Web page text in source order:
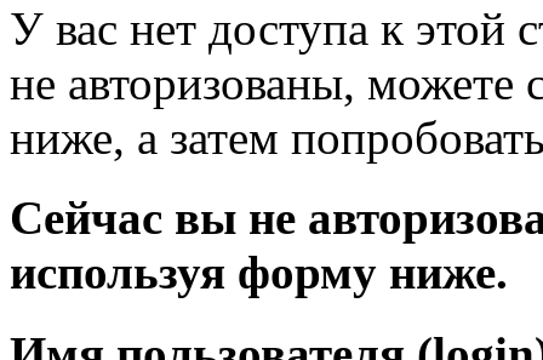
У вас нет доступа к
не авторизованы, можете
ниже, а затем
Сейчас вы не
используя форму ниже.